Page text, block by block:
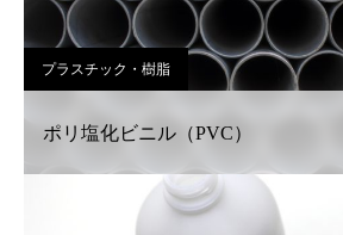
プラスチック・樹脂
ポリ塩化ビニル（PVC）